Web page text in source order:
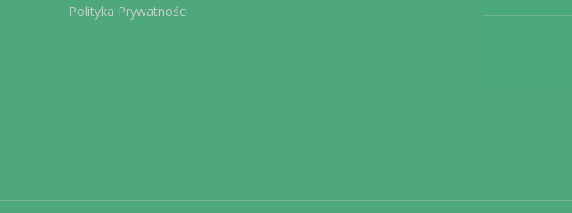
Polityka Prywatności